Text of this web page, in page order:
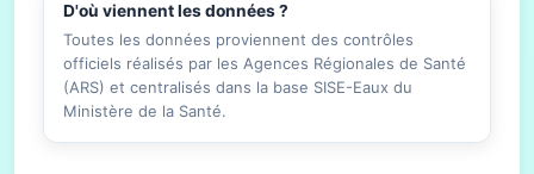
D'où viennent les données ?
Toutes les données proviennent des contrôles
officiels réalisés par les Agences Régionales de Santé
(ARS) et centralisés dans la base SISE-Eaux du
Ministère de la Santé.